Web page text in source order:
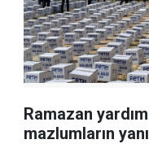
Ramazan
mazlumların